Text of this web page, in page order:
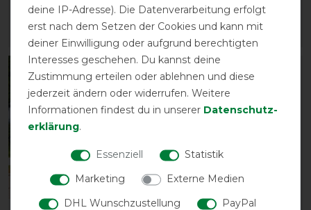
84,95 € *
Neu
deine IP-Adresse). Die Datenverarbeitung erfolgt
erst nach dem Setzen der Cookies und kann mit
deiner Einwilligung oder aufgrund berechtigten
Interesses geschehen. Du kannst deine
Zustimmung erteilen oder ablehnen und diese
jederzeit ändern oder widerrufen. Weitere
Informationen findest du in unserer Daten­schutz­
erklärung.
Essenziell
Statistik
Marketing
Externe Medien
DHL Wunschzustellung
PayPal